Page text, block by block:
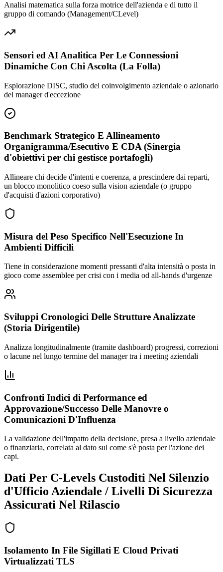
Analisi matematica sulla forza motrice dell'azienda e di tutto il
gruppo di comando (Management/CLevel)
Sensori ed AI Analitica Per Le Connessioni
Dinamiche Con Chi Ascolta (La Folla)
Esplorazione DISC, studio del coinvolgimento aziendale o azionario
del manager d'eccezione
Benchmark Strategico E Allineamento
Organigramma/Esecutivo E CDA (Sinergia
d'obiettivi per chi gestisce portafogli)
Allineare chi decide d'intenti e coerenza, a prescindere dai reparti,
un blocco monolitico coeso sulla vision aziendale (o gruppo
d'acquisti d'azioni corporativo)
Misura del Peso Specifico Nell'Esecuzione In
Ambienti Difficili
Tiene in considerazione momenti pressanti d'alta intensità o posta in
gioco come assemblee per crisi con i media od all-hands d'urgenze
Sviluppi Cronologici Delle Strutture Analizzate
(Storia Dirigentile)
Analizza longitudinalmente (tramite dashboard) progressi, correzioni
o lacune nel lungo termine del manager tra i meeting aziendali
Confronti Indici di Performance ed
Approvazione/Successo Delle Manovre o
Comunicazioni D'Influenza
La validazione dell'impatto della decisione, presa a livello aziendale
o finanziaria, correlata al dato sul come s'è posta per l'azione dei
capi.
Dati Per C-Levels Custoditi Nel Silenzio
d'Ufficio Aziendale / Livelli Di Sicurezza
Assicurati Nel Rilascio
Isolamento In File Sigillati E Cloud Privati
Virtualizzati TLS